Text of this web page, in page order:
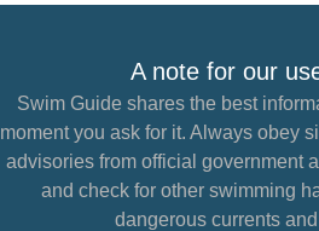
A note for our
Swim Guide shares the best
moment you ask for it. Always obey
advisories from official government
and check for other swimming
dangerous currents